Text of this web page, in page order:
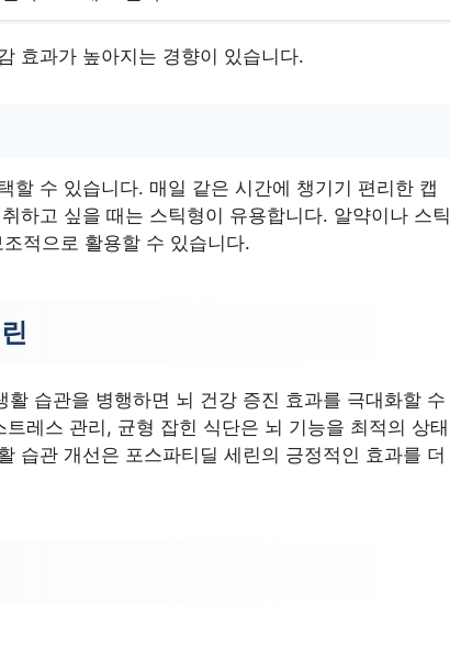
효과가 높아지는 경향이 있습니다.
할 수 있습니다. 매일 같은 시간에 챙기기 편리한 캡
하고 싶을 때는 스틱형이 유용합니다. 알약이나 스틱
적으로 활용할 수 있습니다.
습관을 병행하면 뇌 건강 증진 효과를 극대화할 수
레스 관리, 균형 잡힌 식단은 뇌 기능을 최적의 상태
습관 개선은 포스파티딜 세린의 긍정적인 효과를 더